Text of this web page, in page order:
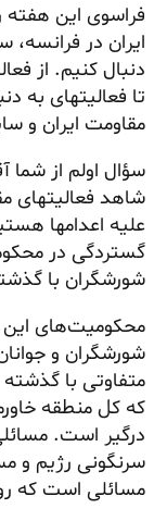
فراسوی این هفته
ایران در
دنبال کنیم. از
تا فعالیتهای به
مقاومت ایران و
سؤال اولم از
شاهد فعالیتهای
علیه اعدامها
گستردگی در
شورشگران با
محکومیت‌های این
شورشگران و
متفاوتی با
که کل منطقه
درگیر است.
سرنگونی رژیم و
مسائلی است که